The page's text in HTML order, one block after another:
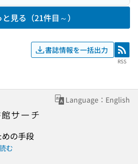
見る（21件目～）
書誌情報を一括出力 RSS
RSS
Language：English
の手段
む